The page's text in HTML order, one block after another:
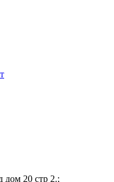
дом 20 стр 2.;